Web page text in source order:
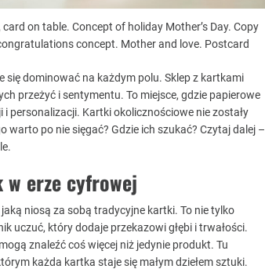
on table. Concept of holiday Mother’s Day. Copy
concept. Mother and love. Postcard
dominować na każdym polu. Sklep z kartkami
przeżyć i sentymentu. To miejsce, gdzie papierowe
personalizacji. Kartki okolicznościowe nie zostały
warto po nie sięgać? Gdzie ich szukać? Czytaj dalej –
erze cyfrowej
niosą za sobą tradycyjne kartki. To nie tylko
uczuć, który dodaje przekazowi głębi i trwałości.
znaleźć coś więcej niż jedynie produkt. Tu
każda kartka staje się małym dziełem sztuki.